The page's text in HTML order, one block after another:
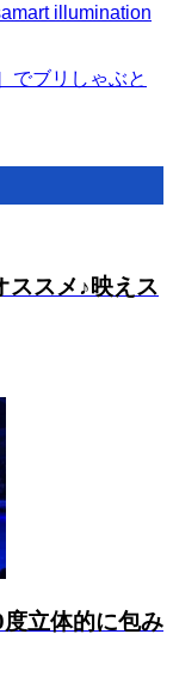
illumination
でブリしゃぶと
ススメ♪映えス
度立体的に包み